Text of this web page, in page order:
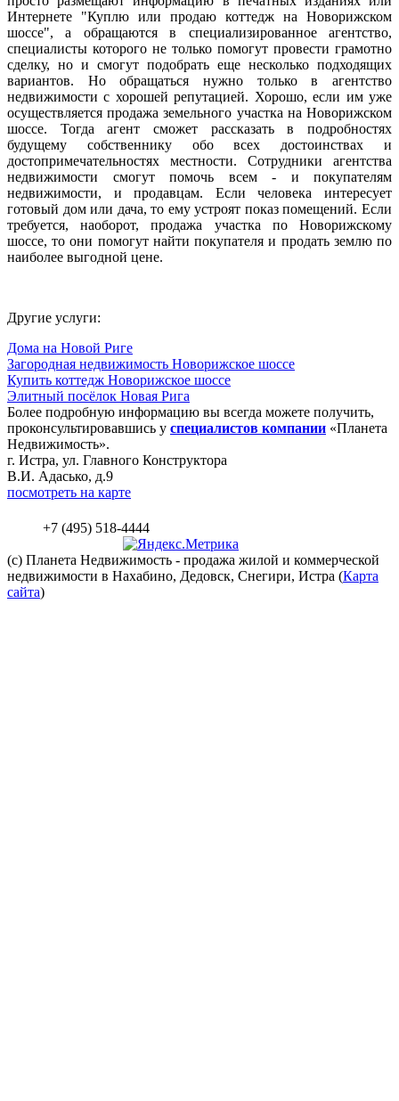
Интернете "Куплю или продаю коттедж на Новорижском
шоссе", а обращаются в специализированное агентство,
специалисты которого не только помогут провести грамотно
сделку, но и смогут подобрать еще несколько подходящих
вариантов. Но обращаться нужно только в агентство
недвижимости с хорошей репутацией. Хорошо, если им уже
осуществляется продажа земельного участка на Новорижском
шоссе. Тогда агент сможет рассказать в подробностях
будущему собственнику обо всех достоинствах и
достопримечательностях местности. Сотрудники агентства
недвижимости смогут помочь всем - и покупателям
недвижимости, и продавцам. Если человека интересует
готовый дом или дача, то ему устроят показ помещений. Если
требуется, наоборот, продажа участка по Новорижскому
шоссе, то они помогут найти покупателя и продать землю по
наиболее выгодной цене.
Другие услуги:
Дома на Новой Риге
Загородная недвижимость Новорижское шоссе
Купить коттедж Новорижское шоссе
Элитный посёлок Новая Рига
Более подробную информацию вы всегда можете получить,
проконсультировавшись у специалистов компании «Планета
Недвижимость».
г. Истра, ул. Главного Конструктора
В.И. Адасько, д.9
посмотреть на карте
+7 (495) 518-4444
(c) Планета Недвижимость - продажа жилой и коммерческой
недвижимости в Нахабино, Дедовск, Снегири, Истра (Карта
сайта)